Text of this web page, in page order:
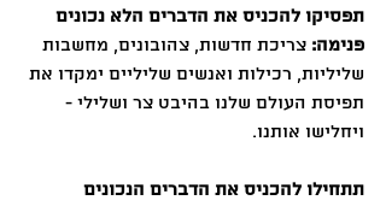
תפסיקו להכניס את הדברים הלא נכונים
פנימה: צריכת חדשות, צהובונים, מחשבות
שליליות, רכילות ואנשים שליליים ימקדו את
תפיסת העולם שלנו בהיבט צר ושלילי -
ויחלישו אותנו.
תתחילו להכניס את הדברים הנכונים